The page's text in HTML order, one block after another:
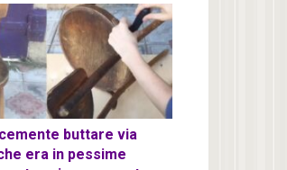
buttare via
era in pessime